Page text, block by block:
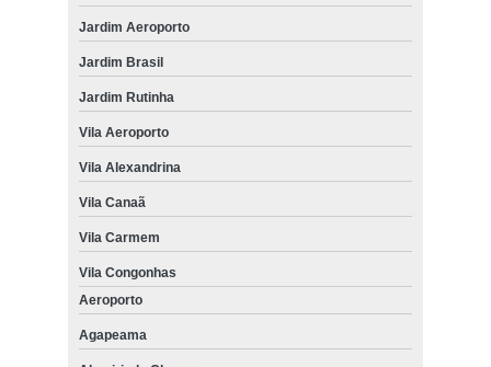
Jardim Aeroporto
Jardim Brasil
Jardim Rutinha
Vila Aeroporto
Vila Alexandrina
Vila Canaã
Vila Carmem
Vila Congonhas
Aeroporto
Agapeama